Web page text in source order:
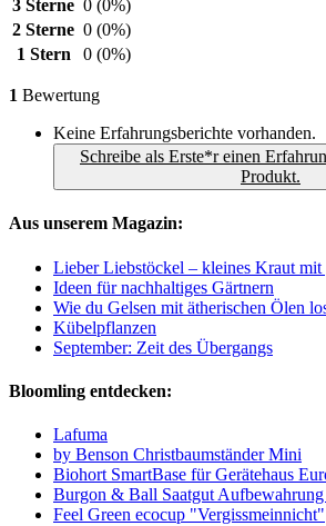
3 Sterne 0 (0%)
2 Sterne 0 (0%)
1 Stern
0 (0%)
1 Bewertung
Keine Erfahrungsberichte vorhanden.
Schreibe als Erste*r einen
Produkt.
Aus unserem Magazin:
Lieber Liebstöckel – kleines Kraut mit
Ideen für nachhaltiges Gärtnern
Wie du Gelsen mit ätherischen Ölen
Kübelpflanzen
September: Zeit des Übergangs
Bloomling entdecken:
Lafuma
by Benson Christbaumständer Mini
Biohort SmartBase für Gerätehaus
Burgon & Ball Saatgut
Feel Green ecocup "Vergissmeinnicht"